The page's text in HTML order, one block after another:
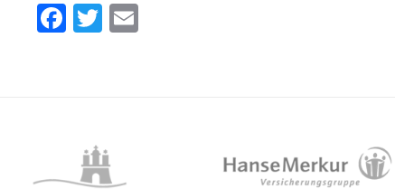
Facebook
Twitter